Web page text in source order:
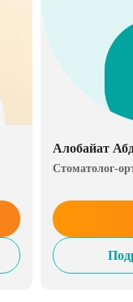
Алобайат
Стоматолог-